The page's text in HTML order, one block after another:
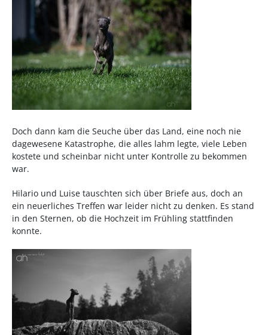
Doch dann kam die Seuche über das Land, eine noch nie
dagewesene Katastrophe, die alles lahm legte, viele Leben
kostete und scheinbar nicht unter Kontrolle zu bekommen
war.
Hilario und Luise tauschten sich über Briefe aus, doch an
ein neuerliches Treffen war leider nicht zu denken. Es stand
in den Sternen, ob die Hochzeit im Frühling stattfinden
konnte.